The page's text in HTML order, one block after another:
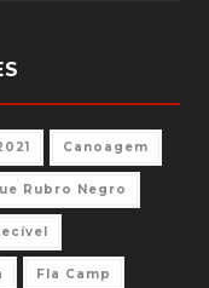
Canoagem
Rubro Negro
Fla Camp